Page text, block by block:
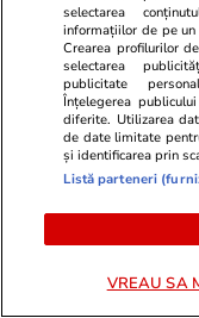
TRENDING
Horoscop 24
probleme de la
selectarea
informațiilor de pe
Crearea profilurilor
selectarea
publicitate
Înțelegerea
diferite. Utilizarea
de date limitate
și identificarea prin
Listă parteneri
VREAU SA